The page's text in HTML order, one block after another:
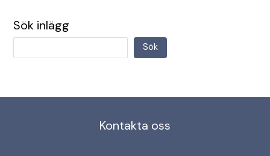
Sök inlägg
Sök
Kontakta oss